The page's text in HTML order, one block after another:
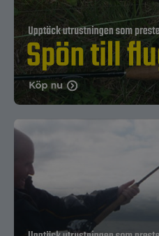
preferenser.
Prisnivå och
Det finns fiskespön i alla
levererar god prestanda.
att hitta spön med rätt
hållbarhet och pris.
Fiskespön för både
Oavsett om du precis
säsonger bakom dig finns
passar dina behov. Hos
spön för varje teknik,
på fiskeglädje, kvalitet och